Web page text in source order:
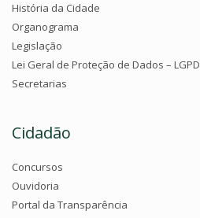
História da Cidade
Organograma
Legislação
Lei Geral de Proteção de Dados – LGPD
Secretarias
Cidadão
Concursos
Ouvidoria
Portal da Transparência